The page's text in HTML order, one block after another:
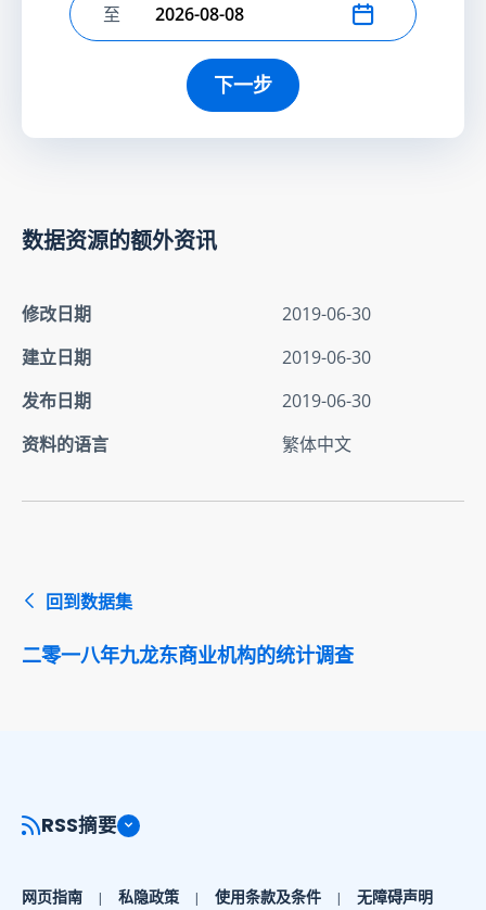
选择结束日期
至
下一步
数据资源的额外资讯
修改日期
2019-06-30
建立日期
2019-06-30
发布日期
2019-06-30
资料的语言
繁体中文
回到数据集
二零一八年九龙东商业机构的统计调查
RSS摘要
网页指南 私隐政策 使用条款及条件 无障碍声明